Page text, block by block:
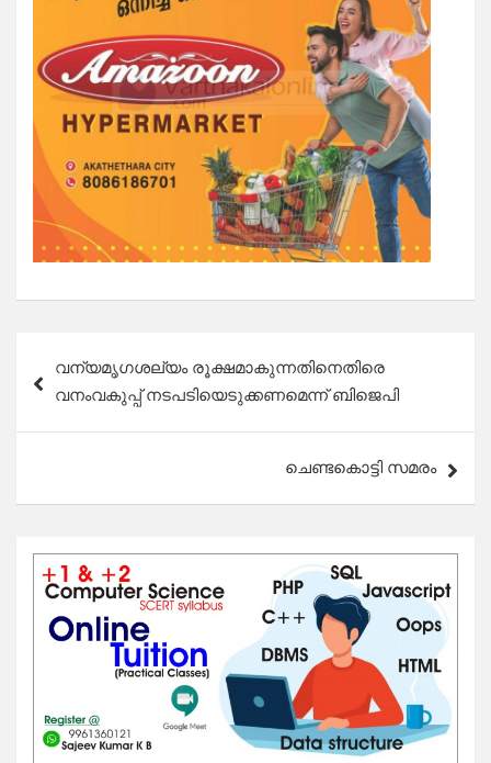
navigation
വന്യമൃഗശല്യം രൂക്ഷമാകുന്നതിനെതിരെ
വനംവകുപ്പ് നടപടിയെടുക്കണമെന്ന് ബിജെപി
ചെണ്ടകൊട്ടി സമരം